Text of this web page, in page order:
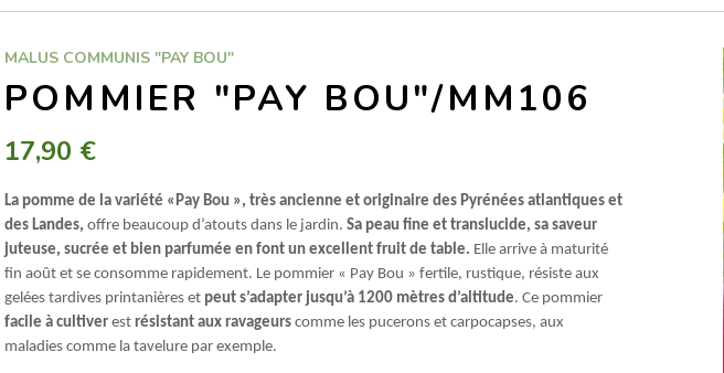
MALUS COMMUNIS "PAY BOU"
POMMIER "PAY BOU"/MM106
17,90 €
La pomme de la variété «Pay Bou », très ancienne et originaire des Pyrénées atlantiques et
des Landes, offre beaucoup d’atouts dans le jardin. Sa peau fine et translucide, sa saveur
juteuse, sucrée et bien parfumée en font un excellent fruit de table. Elle arrive à maturité
fin août et se consomme rapidement. Le pommier « Pay Bou » fertile, rustique, résiste aux
gelées tardives printanières et peut s’adapter jusqu’à 1200 mètres d’altitude. Ce pommier
facile à cultiver est résistant aux ravageurs comme les pucerons et carpocapses, aux
maladies comme la tavelure par exemple.